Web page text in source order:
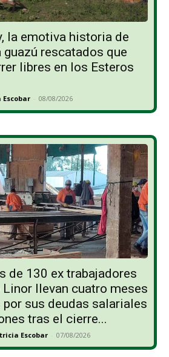
la emotiva historia de
guazú rescatados que
libres en los Esteros
- 08/08/2026
de 130 ex trabajadores
llevan cuatro meses
sus deudas salariales
tras el cierre...
Escobar - 07/08/2026